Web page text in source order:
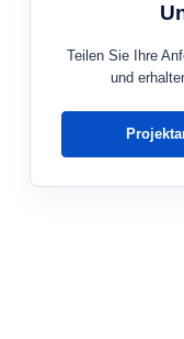
Teilen Sie Ihre
und